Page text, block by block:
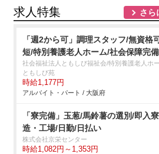
求人特集 さら
「週2から可」調理スタッフ/無資格
短/特別養護老人ホーム/社会保障完備
社会福祉法人ともしび福祉会/特別養護老人ホ
ともしび苑
時給1,177円
アルバイト・パート / 大阪府
「寮完備」玉葱/馬鈴薯の選別/即入
造・工場/日勤/日払い
株式会社京栄センター
時給1,082円～1,353円